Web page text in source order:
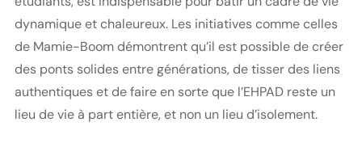
dynamique et chaleureux. Les initiatives comme celles
de Mamie-Boom démontrent qu’il est possible de créer
des ponts solides entre générations, de tisser des liens
authentiques et de faire en sorte que l’EHPAD reste un
lieu de vie à part entière, et non un lieu d’isolement.